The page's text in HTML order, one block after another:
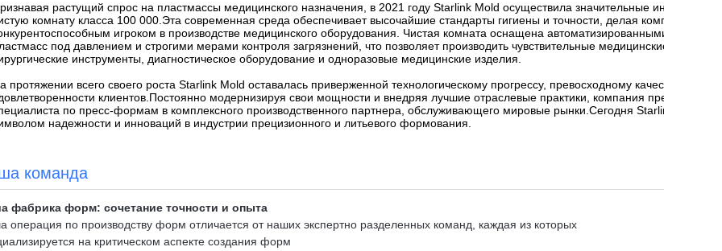
растущий спрос на пластмассы медицинского назначения, в 2021 году Starlink Mold осуществила значительные инвестиции,
комнату класса 100 000. Эта современная среда обеспечивает высочайшие стандарты гигиены и точности, делая компанию
игроком в производстве медицинского оборудования. Чистая комната оснащена автоматизированными
под давлением и строгими мерами контроля загрязнений, что позволяет производить чувствительные медицинские
инструменты, диагностическое оборудование и одноразовые медицинские изделия.
протяжении всего своего роста Starlink Mold оставалась приверженной технологическому прогрессу, превосходному качеству и
клиентов. Постоянно модернизируя свои мощности и внедряя лучшие отраслевые практики, компания превратилась
по пресс-формам в комплексного производственного партнера, обслуживающего мировые рынки. Сегодня Starlink Mold
надежности и инноваций в индустрии прецизионного и литьевого формования.
команда
фабрика форм: сочетание точности и опыта
операция по производству форм отличается от наших экспертно разделенных команд, каждая из которых
на критическом аспекте создания форм